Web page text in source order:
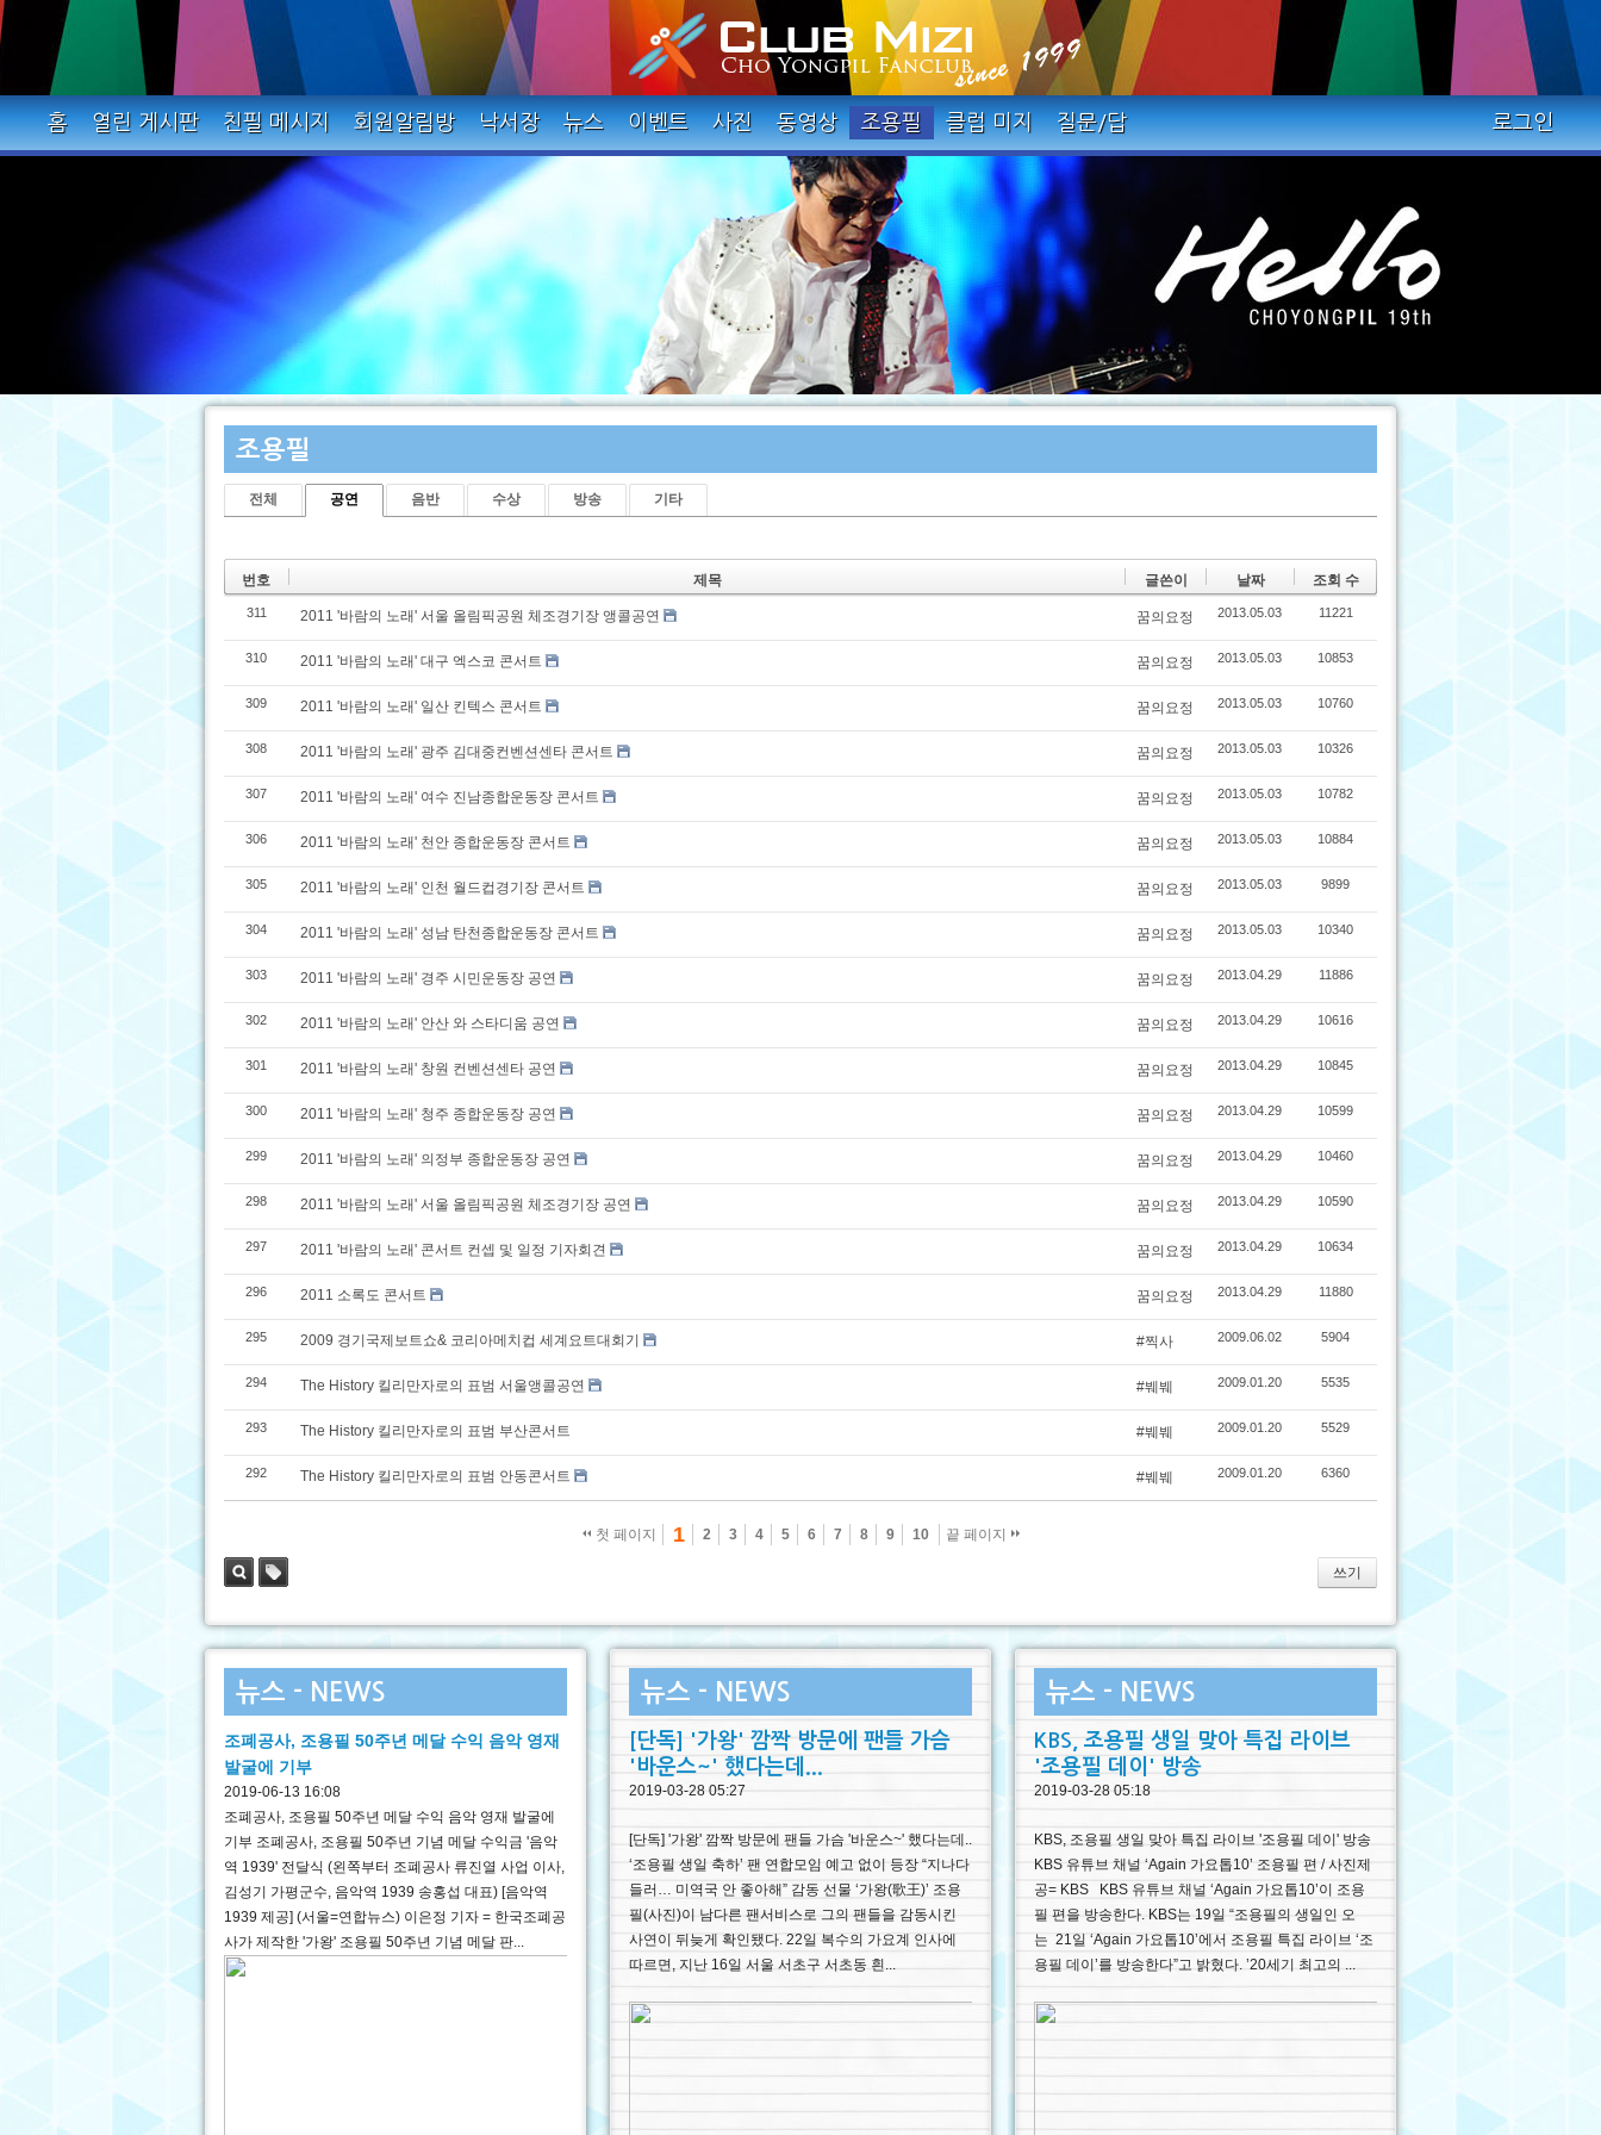
홈 열린 게시판 친필 메시지 회원알림방 낙서장 뉴스 이벤트 사진 동영상 조용필 클럽 미지 질문/답 로그인
조용필
전체 공연 음반 수상 방송 기타
번호 제목 글쓴이 날짜 조회 수
311 2011 '바람의 노래' 서울 올림픽공원 체조경기장 앵콜공연 꿈의요정 2013.05.03 11221
310 2011 '바람의 노래' 대구 엑스코 콘서트 꿈의요정 2013.05.03 10853
309 2011 '바람의 노래' 일산 킨텍스 콘서트 꿈의요정 2013.05.03 10760
308 2011 '바람의 노래' 광주 김대중컨벤션센타 콘서트 꿈의요정 2013.05.03 10326
307 2011 '바람의 노래' 여수 진남종합운동장 콘서트 꿈의요정 2013.05.03 10782
306 2011 '바람의 노래' 천안 종합운동장 콘서트 꿈의요정 2013.05.03 10884
305 2011 '바람의 노래' 인천 월드컵경기장 콘서트 꿈의요정 2013.05.03 9899
304 2011 '바람의 노래' 성남 탄천종합운동장 콘서트 꿈의요정 2013.05.03 10340
303 2011 '바람의 노래' 경주 시민운동장 공연 꿈의요정 2013.04.29 11886
302 2011 '바람의 노래' 안산 와 스타디움 공연 꿈의요정 2013.04.29 10616
301 2011 '바람의 노래' 창원 컨벤션센타 공연 꿈의요정 2013.04.29 10845
300 2011 '바람의 노래' 청주 종합운동장 공연 꿈의요정 2013.04.29 10599
299 2011 '바람의 노래' 의정부 종합운동장 공연 꿈의요정 2013.04.29 10460
298 2011 '바람의 노래' 서울 올림픽공원 체조경기장 공연 꿈의요정 2013.04.29 10590
297 2011 '바람의 노래' 콘서트 컨셉 및 일정 기자회견 꿈의요정 2013.04.29 10634
296 2011 소록도 콘서트 꿈의요정 2013.04.29 11880
295 2009 경기국제보트쇼& 코리아메치컵 세계요트대회기 #찍사 2009.06.02 5904
294 The History 킬리만자로의 표범 서울앵콜공연 #붸붸 2009.01.20 5535
293 The History 킬리만자로의 표범 부산콘서트 #붸붸 2009.01.20 5529
292 The History 킬리만자로의 표범 안동콘서트 #붸붸 2009.01.20 6360
첫 페이지 1 2 3 4 5 6 7 8 9 10 끝 페이지
쓰기
뉴스 - NEWS
조폐공사, 조용필 50주년 메달 수익 음악 영재
발굴에 기부
2019-06-13 16:08
조폐공사, 조용필 50주년 메달 수익 음악 영재 발굴에
기부 조폐공사, 조용필 50주년 기념 메달 수익금 '음악
역 1939' 전달식 (왼쪽부터 조폐공사 류진열 사업 이사,
김성기 가평군수, 음악역 1939 송홍섭 대표) [음악역
1939 제공] (서울=연합뉴스) 이은정 기자 = 한국조폐공
사가 제작한 '가왕' 조용필 50주년 기념 메달 판...
뉴스 - NEWS
[단독] '가왕' 깜짝 방문에 팬들 가슴
'바운스~' 했다는데...
2019-03-28 05:27
[단독] '가왕' 깜짝 방문에 팬들 가슴 '바운스~' 했다는데..
‘조용필 생일 축하’ 팬 연합모임 예고 없이 등장 “지나다
들러… 미역국 안 좋아해” 감동 선물 ‘가왕(歌王)’ 조용
필(사진)이 남다른 팬서비스로 그의 팬들을 감동시킨
사연이 뒤늦게 확인됐다. 22일 복수의 가요계 인사에
따르면, 지난 16일 서울 서초구 서초동 흰...
뉴스 - NEWS
KBS, 조용필 생일 맞아 특집 라이브
'조용필 데이' 방송
2019-03-28 05:18
KBS, 조용필 생일 맞아 특집 라이브 '조용필 데이' 방송
KBS 유튜브 채널 ‘Again 가요톱10’ 조용필 편 / 사진제
공= KBS KBS 유튜브 채널 ‘Again 가요톱10’이 조용
필 편을 방송한다. KBS는 19일 “조용필의 생일인 오
는 21일 ‘Again 가요톱10’에서 조용필 특집 라이브 ‘조
용필 데이’를 방송한다”고 밝혔다. ’20세기 최고의 ...